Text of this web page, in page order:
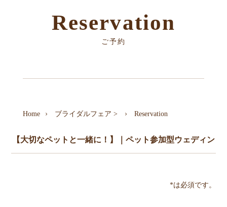
Reservation
ご予約
Home ブライダルフェア > Reservation
*は必須です。